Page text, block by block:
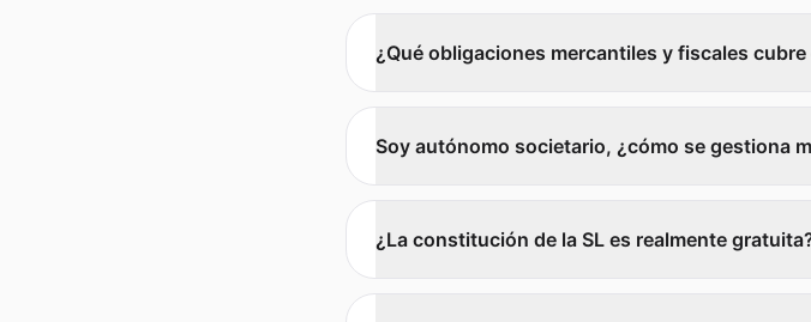
¿Qué obligaciones mercantiles y fiscales cubre
Soy autónomo societario, ¿cómo se gestiona
¿La constitución de la SL es realmente